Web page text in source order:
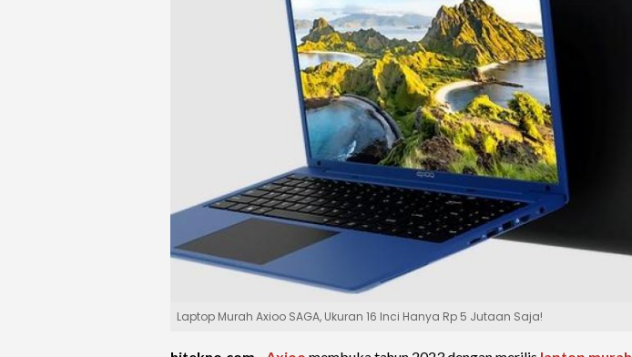
Laptop Murah Axioo SAGA, Ukuran 16 Inci Hanya Rp 5 Jutaan Saja!